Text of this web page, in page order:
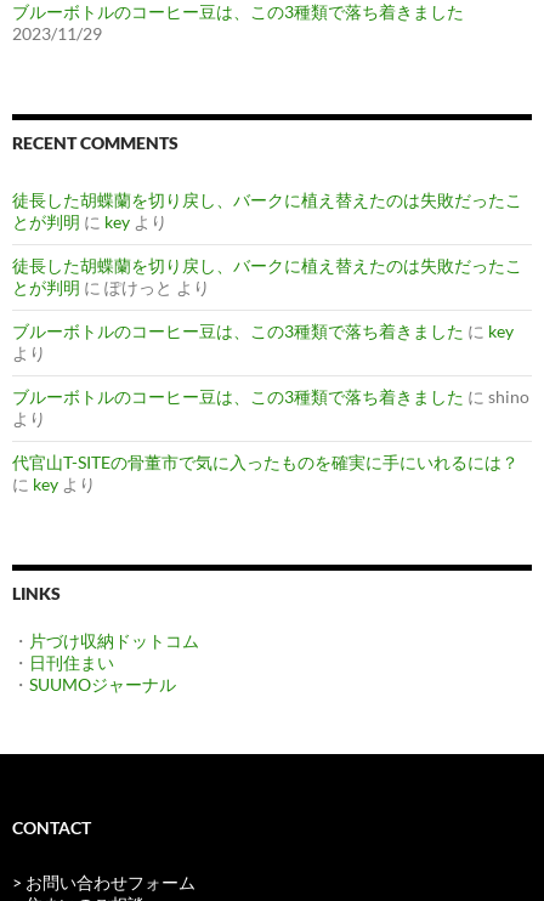
ブルーボトルのコーヒー豆は、この3種類で落ち着きました
2023/11/29
RECENT COMMENTS
徒長した胡蝶蘭を切り戻し、バークに植え替えたのは失敗だったこ
とが判明 に key より
徒長した胡蝶蘭を切り戻し、バークに植え替えたのは失敗だったこ
とが判明 に ぽけっと より
ブルーボトルのコーヒー豆は、この3種類で落ち着きました に key
より
ブルーボトルのコーヒー豆は、この3種類で落ち着きました に shino
より
代官山T-SITEの骨董市で気に入ったものを確実に手にいれるには？
に key より
LINKS
・ 片づけ収納ドットコム
・ 日刊住まい
・ SUUMOジャーナル
CONTACT
> お問い合わせフォーム